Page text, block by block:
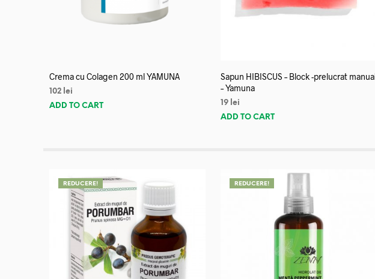
Crema cu Colagen 200 ml YAMUNA
102 lei
ADD TO CART
Sapun HIBISCUS – Block -prelucrat manual
– Yamuna
19 lei
ADD TO CART
REDUCERE! REDUCERE!